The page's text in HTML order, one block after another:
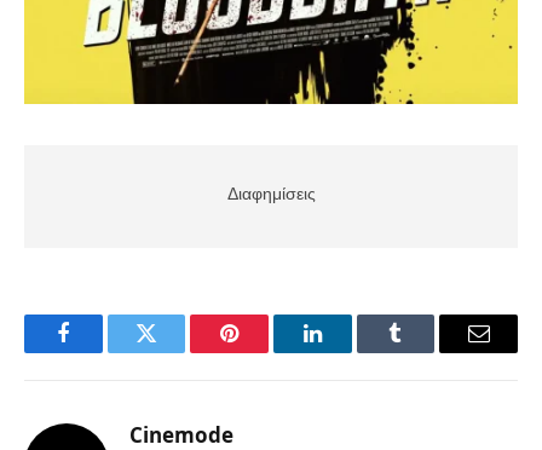
Διαφημίσεις
FacebookTwitter Pinterest LinkedInTumblr Email
Cinemode